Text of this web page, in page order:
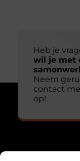
Heb je
wil je met
Neem
contact
op!